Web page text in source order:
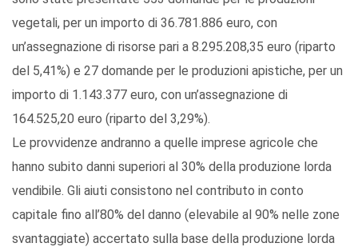
vegetali, per un importo di 36.781.886 euro, con
un’assegnazione di risorse pari a 8.295.208,35 euro (riparto
del 5,41%) e 27 domande per le produzioni apistiche, per un
importo di 1.143.377 euro, con un’assegnazione di
164.525,20 euro (riparto del 3,29%).
Le provvidenze andranno a quelle imprese agricole che
hanno subito danni superiori al 30% della produzione lorda
vendibile. Gli aiuti consistono nel contributo in conto
capitale fino all’80% del danno (elevabile al 90% nelle zone
svantaggiate) accertato sulla base della produzione lorda